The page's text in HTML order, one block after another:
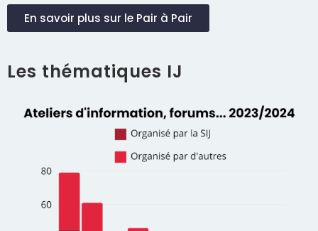
En savoir plus sur le Pair à Pair
Les thématiques IJ